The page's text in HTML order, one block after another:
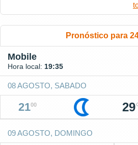
Pronóstico para
Mobile
Hora local: 19:35
08 AGOSTO, SABADO
2100 29
09 AGOSTO, DOMINGO